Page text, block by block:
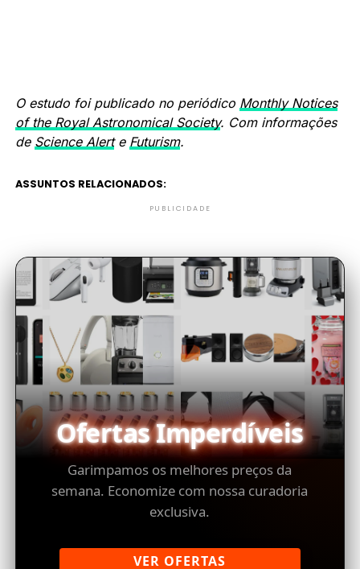
O estudo foi publicado no periódico Monthly Notices
of the Royal Astronomical Society. Com informações
de Science Alerte Futurism.
ASSUNTOS RELACIONADOS:
PUBLICIDADE
Ofertas Imperdíveis
Garimpamos os melhores preços da
semana. Economize com nossa curadoria
exclusiva.
VER OFERTAS